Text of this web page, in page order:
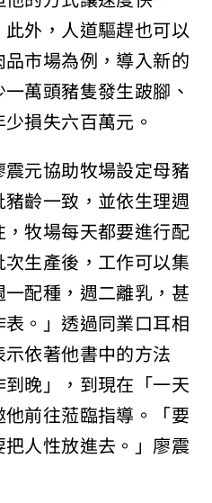
外，人道驅趕也可以
市場為例，導入新的
萬頭豬隻發生跛腳、
損失六百萬元。
元協助牧場設定母豬
齡一致，並依生理週
牧場每天都要進行配
生產後，工作可以集
配種，週二離乳，甚
。」透過同業口耳相
依著他書中的方法
晚」，到現在「一天
前往蒞臨指導。「要
人性放進去。」廖震